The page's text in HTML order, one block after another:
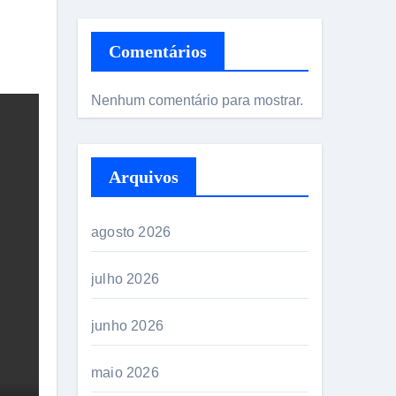
Comentários
Nenhum comentário para mostrar.
Arquivos
agosto 2026
julho 2026
junho 2026
maio 2026